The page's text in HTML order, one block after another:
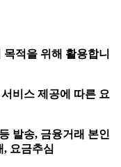
적을 위해 활용합니
비스 제공에 따른 요
발송, 금융거래 본인
, 요금추심